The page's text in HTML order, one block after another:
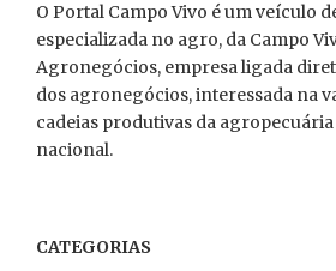
O Portal Campo Vivo é um veículo
especializada no agro, da Campo
Agronegócios, empresa ligada
dos agronegócios, interessada na
cadeias produtivas da agropecuária
nacional.
CATEGORIAS